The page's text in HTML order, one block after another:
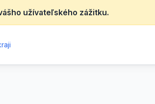
užívateľského zážitku.